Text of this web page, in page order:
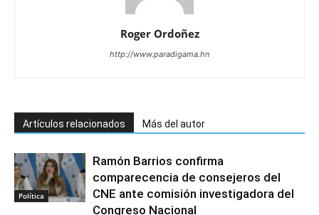
Roger Ordoñez
http://www.paradigama.hn
Artículos relacionados Más del autor
Política
Ramón Barrios confirma
comparecencia de consejeros del
CNE ante comisión investigadora del
Congreso Nacional